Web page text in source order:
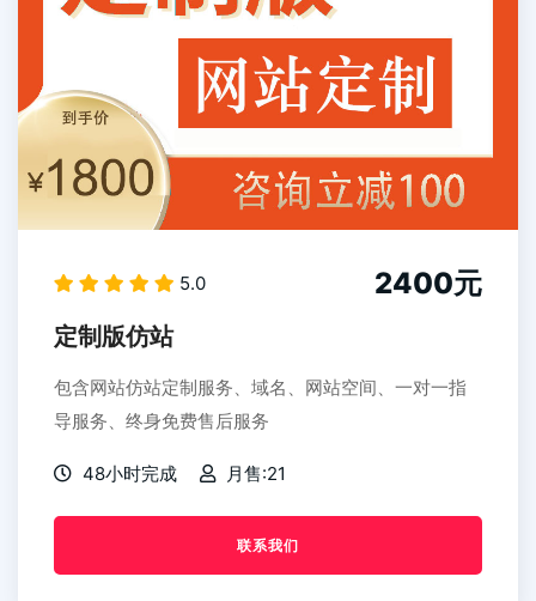
5.0 2400元
定制版仿站
包含网站仿站定制服务、域名、网站空间、一对一指
导服务、终身免费售后服务
48小时完成 月售:21
联系我们